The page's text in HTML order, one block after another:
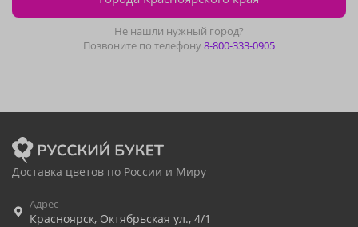
Не нашли нужный город?
Позвоните по телефону8-800-333-0905
Доставка цветов по России и Миру
Адрес
Красноярск, Октябрьская ул., 4/1